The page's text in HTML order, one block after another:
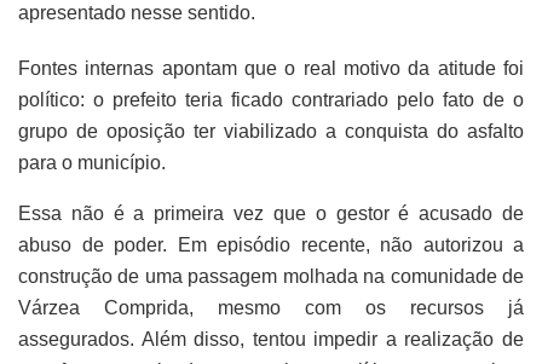
apresentado nesse sentido.
Fontes internas apontam que o real motivo da atitude foi
político: o prefeito teria ficado contrariado pelo fato de o
grupo de oposição ter viabilizado a conquista do asfalto
para o município.
Essa não é a primeira vez que o gestor é acusado de
abuso de poder. Em episódio recente, não autorizou a
construção de uma passagem molhada na comunidade de
Várzea Comprida, mesmo com os recursos já
assegurados. Além disso, tentou impedir a realização de